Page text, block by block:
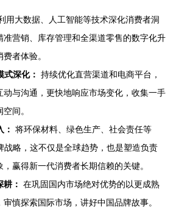
用大数据、人工智能等技术深化消费者洞
准营销、库存管理和全渠道零售的数字化升
者体验。
式深化： 持续优化直营渠道和电商平台，
动与沟通，更快地响应市场变化，收集一手
间。
将环保材料、绿色生产、社会责任等
战略，这不仅是全球趋势，也是塑造负责
赢得新一代消费者长期信赖的关键。
： 在巩固国内市场绝对优势的以更成熟
慎探索国际市场，讲好中国品牌故事。